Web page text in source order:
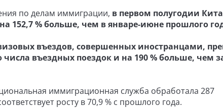
по делам иммиграции, в первом полугодии
152,7 % больше, чем в январе-июне прошлого
въездов, совершенных иностранцами,
числа въездных поездок и на 190 % больше, чем
иммиграционная служба обработала 287
росту в 70,9 % с прошлого года.